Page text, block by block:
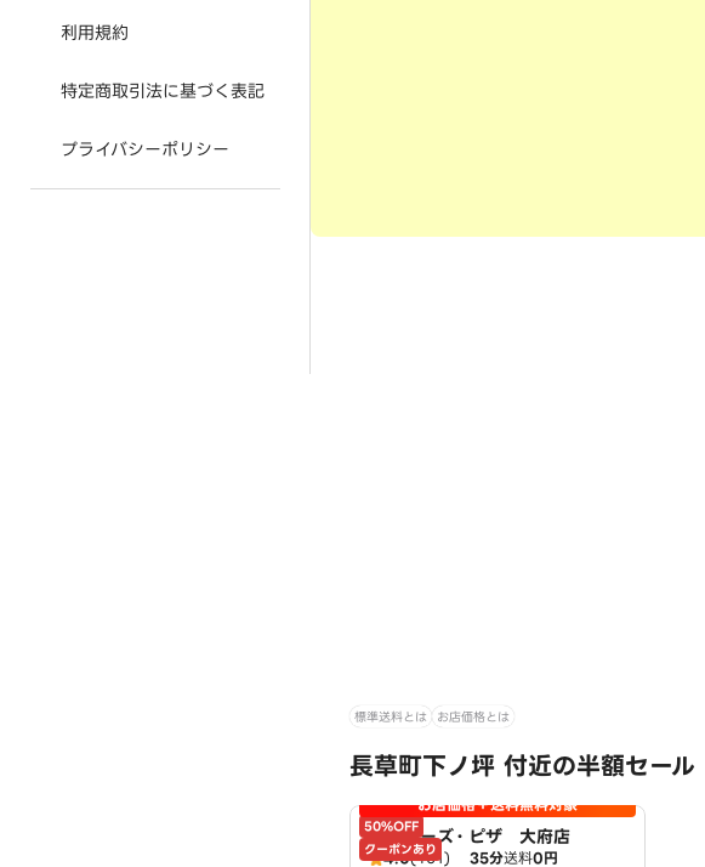
利用規約
特定商取引法に基づく表記
プライバシーポリシー
標準送料とは お店価格とは
長草町下ノ坪 付近の半額セール
50%OFF
クーポンあり
お店価格＋送料無料対象
アオキーズ・ピザ 大府店
4.0(401) 35分送料0円